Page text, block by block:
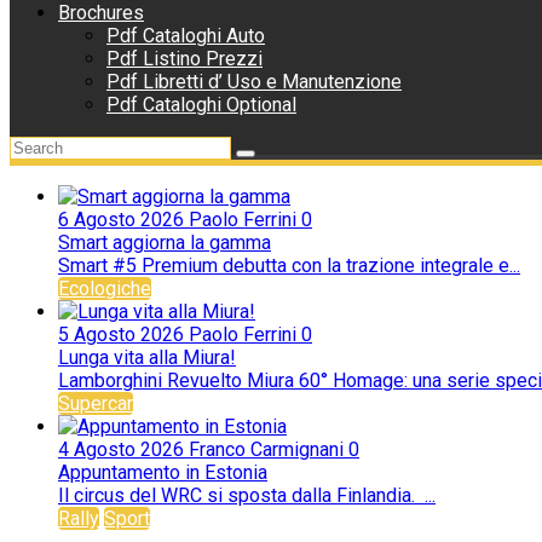
Brochures
Pdf Cataloghi Auto
Pdf Listino Prezzi
Pdf Libretti d’ Uso e Manutenzione
Pdf Cataloghi Optional
6 Agosto 2026 Paolo Ferrini 0
Smart aggiorna la gamma
Smart #5 Premium debutta con la trazione integrale e...
Ecologiche
5 Agosto 2026 Paolo Ferrini 0
Lunga vita alla Miura!
Lamborghini Revuelto Miura 60° Homage: una serie
Supercar
4 Agosto 2026 Franco Carmignani 0
Appuntamento in Estonia
Il circus del WRC si sposta dalla Finlandia. ...
Rally Sport